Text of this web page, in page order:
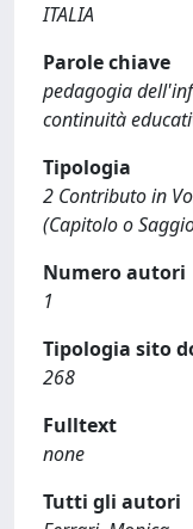
ITALIA
Parole chiave
pedagogia
continuità
Tipologia
2 Contributo in
(Capitolo o
Numero autori
1
Tipologia sito
268
Fulltext
none
Tutti gli autori